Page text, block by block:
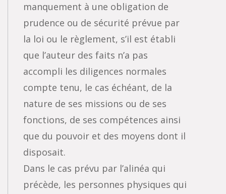
manquement à une obligation de
prudence ou de sécurité prévue par
la loi ou le règlement, s’il est établi
que l’auteur des faits n’a pas
accompli les diligences normales
compte tenu, le cas échéant, de la
nature de ses missions ou de ses
fonctions, de ses compétences ainsi
que du pouvoir et des moyens dont il
disposait.
Dans le cas prévu par l’alinéa qui
précède, les personnes physiques qui